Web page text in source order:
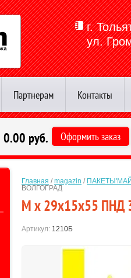
г.
ул.
Партнерам Контакты
0.00 руб. Оформить заказ
Главная / magazin /
ВОЛГОГРАД
М х 29х15х55 ПНД
Артикул: 1210Б